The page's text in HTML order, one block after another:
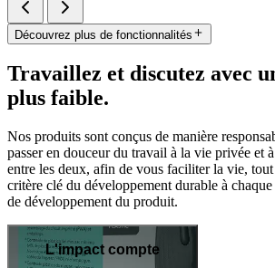
Découvrez plus de fonctionnalités
Travaillez et discutez avec
plus faible.
Nos produits sont conçus de manière
passer en douceur du travail à la vie privée et
entre les deux, afin de vous faciliter la vie,
critère clé du développement durable à chaque
de développement du produit.
L'impact compte